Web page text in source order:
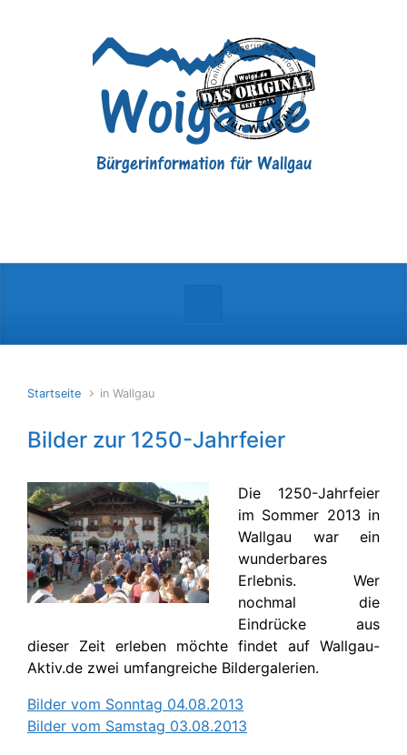
Startseite in Wallgau
Bilder zur 1250-Jahrfeier
Die 1250-Jahrfeier
im Sommer 2013 in
Wallgau war ein
wunderbares
Erlebnis. Wer
nochmal die
Eindrücke aus
dieser Zeit erleben möchte findet auf Wallgau-
Aktiv.de zwei umfangreiche Bildergalerien.
Bilder vom Sonntag 04.08.2013
Bilder vom Samstag 03.08.2013